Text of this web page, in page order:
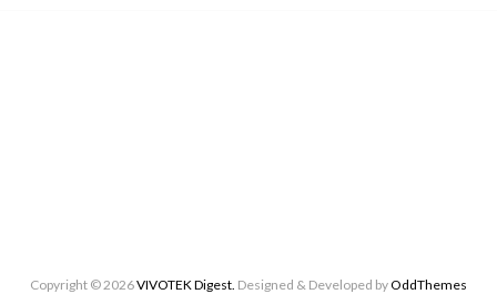
Copyright ©2026VIVOTEK Digest. Designed & Developed byOddThemes